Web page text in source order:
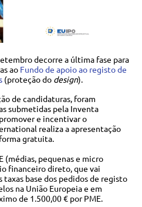
decorre a última fase para
ao Fundo de apoio ao registo de
(proteção do design).
de candidaturas, foram
submetidas pela Inventa
e incentivar o
realiza a apresentação
gratuita.
(médias, pequenas e micro
financeiro direto, que vai
taxas base dos pedidos de registo
na União Europeia e em
de 1.500,00 € por PME.